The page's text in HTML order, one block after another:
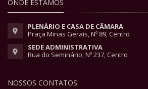
ONDE ESTAMOS
PLENÁRIO E CASA DE CÂMARA
Praça Minas Gerais, Nº 89, Centro
SEDE ADMINISTRATIVA
Rua do Seminário, Nº 237, Centro
NOSSOS CONTATOS